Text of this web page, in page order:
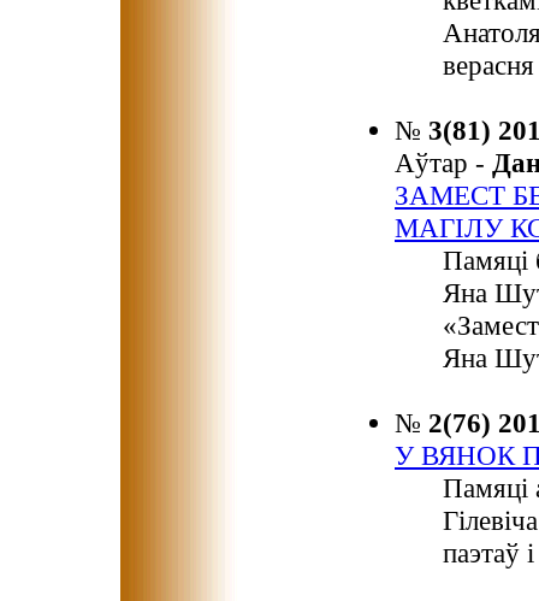
№ 3(81)
Аўтар -
ЗАМЕСТ
МАГІЛУ
Памяці
Яна
Яна
№ 2(76)
У ВЯНОК
Памяці
паэтаў